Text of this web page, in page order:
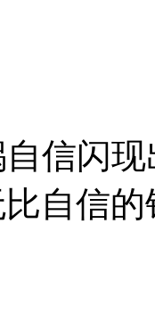
信闪现
自信